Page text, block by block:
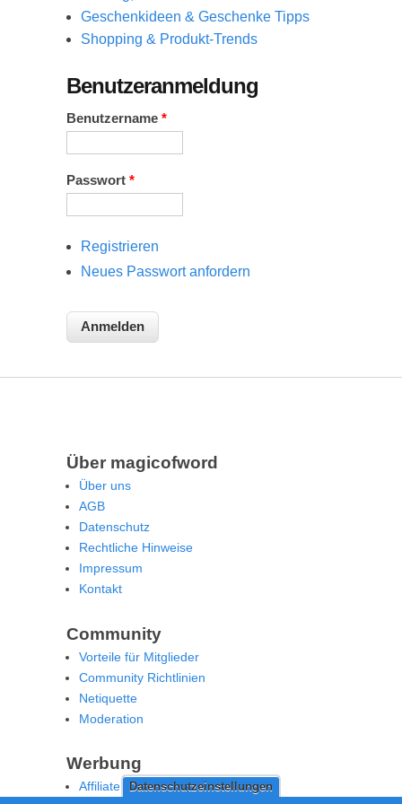
Datenschutzeinstellungen
Geschenkideen & Geschenke Tipps
Shopping & Produkt-Trends
Benutzeranmeldung
Benutzername *
Passwort *
Registrieren
Neues Passwort anfordern
Über magicofword
Über uns
AGB
Datenschutz
Rechtliche Hinweise
Impressum
Kontakt
Community
Vorteile für Mitglieder
Community Richtlinien
Netiquette
Moderation
Werbung
Affiliate Offenlegung